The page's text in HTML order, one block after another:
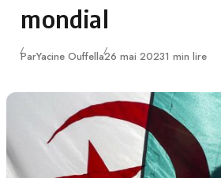
mondial
ParYacine OuffellaPublié
26 mai 20231 min lire